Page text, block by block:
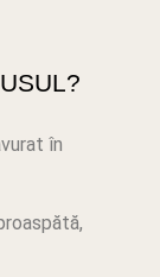
în